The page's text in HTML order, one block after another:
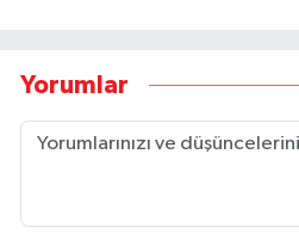
Yorumlar